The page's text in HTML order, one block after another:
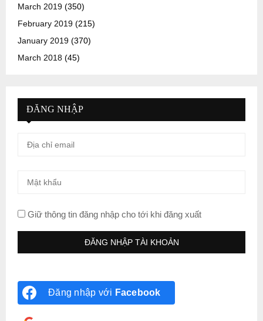
March 2019 (350)
February 2019 (215)
January 2019 (370)
March 2018 (45)
ĐĂNG NHẬP
Giữ thông tin đăng nhập cho tới khi đăng xuất
Đăng nhập với Facebook